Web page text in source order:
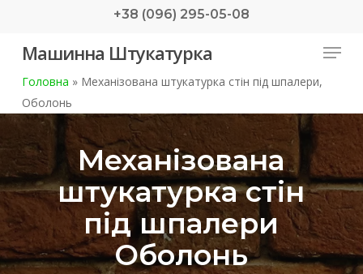
main
+38 (096) 295-05-08
Машинна Штукатурка Menu
Головна »Механізована штукатурка стін під шпалери,
Оболонь
Механізована
штукатурка стін
під шпалери
Оболонь